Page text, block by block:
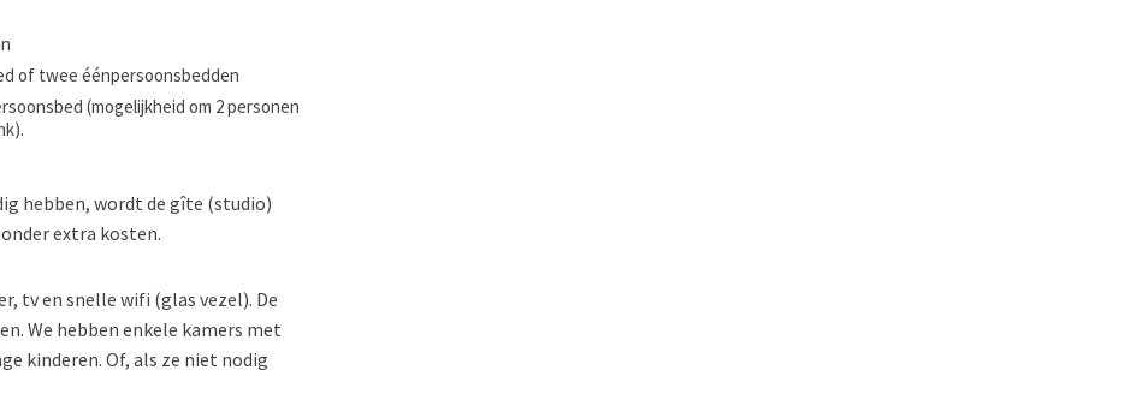
of twee éénpersoonsbedden
(mogelijkheid om 2 personen
hebben, wordt de gîte (studio)
extra kosten.
tv en snelle wifi (glas vezel). De
We hebben enkele kamers met
kinderen. Of, als ze niet nodig